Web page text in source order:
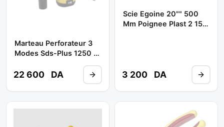
Marteau Perforateur 3
Modes Sds-Plus 1250 W
STHR323K ** STANLEY
22 600 DA
Scie Egoine 20"" 500
Mm Poignee Plast 2 15
3 200 DA